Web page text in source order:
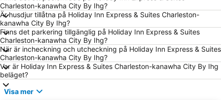
Charleston-kanawha City By Ihg?
Är husdjur tillåtna på Holiday Inn Express & Suites Charleston-
kanawha City By Ihg?
Finns det parkering tillgänglig på Holiday Inn Express & Suites
Charleston-kanawha City By Ihg?
När är incheckning och utcheckning på Holiday Inn Express & Suites
Charleston-kanawha City By Ihg?
Var är Holiday Inn Express & Suites Charleston-kanawha City By Ihg
beläget?
Visa mer